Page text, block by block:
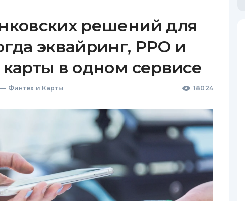
решений для
эквайринг, РРО и
в одном сервисе
— Финтех и Карты 18024